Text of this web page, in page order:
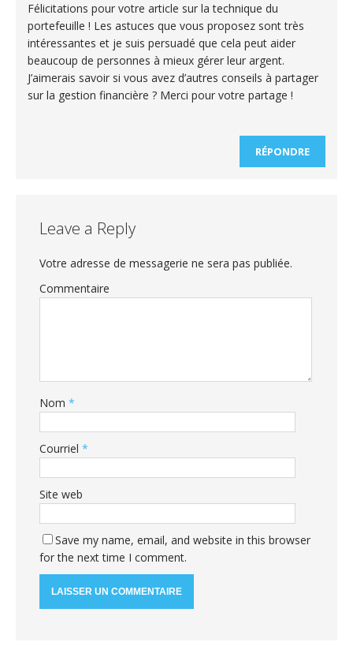
Félicitations pour votre article sur la technique du
portefeuille ! Les astuces que vous proposez sont très
intéressantes et je suis persuadé que cela peut aider
beaucoup de personnes à mieux gérer leur argent.
J’aimerais savoir si vous avez d’autres conseils à partager
sur la gestion financière ? Merci pour votre partage !
RÉPONDRE
Leave a Reply
Votre adresse de messagerie ne sera pas publiée.
Commentaire
Nom *
Courriel *
Site web
Save my name, email, and website in this browser
for the next time I comment.